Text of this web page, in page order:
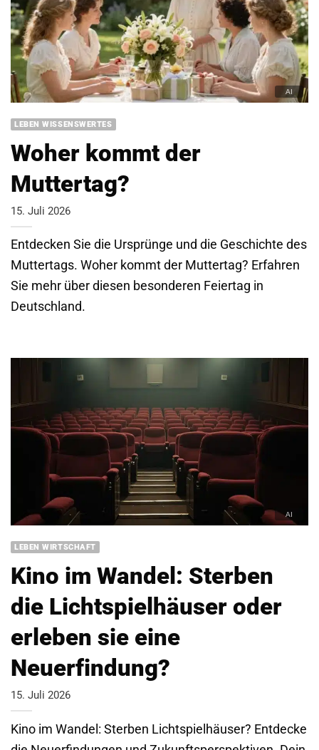
LEBEN WISSENSWERTES
Woher kommt der
Muttertag?
15. Juli 2026
Entdecken Sie die Ursprünge und die Geschichte des
Muttertags. Woher kommt der Muttertag? Erfahren
Sie mehr über diesen besonderen Feiertag in
Deutschland.
LEBEN WIRTSCHAFT
Kino im Wandel: Sterben
die Lichtspielhäuser oder
erleben sie eine
Neuerfindung?
15. Juli 2026
Kino im Wandel: Sterben Lichtspielhäuser? Entdecke